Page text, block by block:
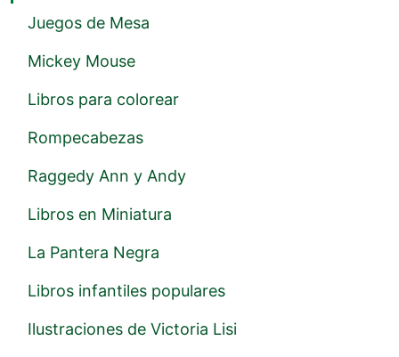
Juegos de Mesa
Mickey Mouse
Libros para colorear
Rompecabezas
Raggedy Ann y Andy
Libros en Miniatura
La Pantera Negra
Libros infantiles populares
Ilustraciones de Victoria Lisi